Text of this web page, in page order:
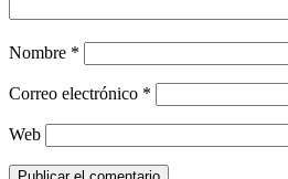
Nombre *
Correo electrónico *
Web